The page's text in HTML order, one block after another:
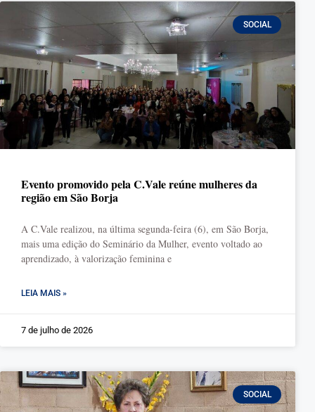
SOCIAL
Evento promovido pela C.Vale reúne mulheres da
região em São Borja
A C.Vale realizou, na última segunda-feira (6), em São Borja,
mais uma edição do Seminário da Mulher, evento voltado ao
aprendizado, à valorização feminina e
LEIA MAIS »
7 de julho de 2026
SOCIAL